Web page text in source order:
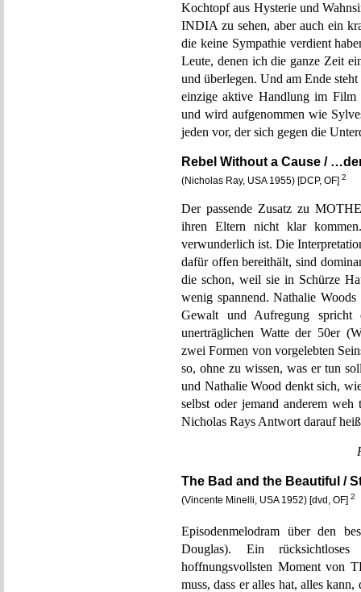
Kochtopf aus Hysterie und
INDIA zu sehen, aber auch ein
die keine Sympathie verdient
Leute, denen ich die ganze Zeit
und überlegen. Und am Ende
einzige aktive Handlung im Film
und wird aufgenommen wie
jeden vor, der sich gegen die
Rebel Without a Cause /
(Nicholas Ray, USA 1955) [DCP, OF] 2
Der passende Zusatz zu
ihren Eltern nicht klar
verwunderlich ist. Die
dafür offen bereithält, sind
die schon, weil sie in Schürze
wenig spannend. Nathalie
Gewalt und Aufregung
unerträglichen Watte der 50er
zwei Formen von vorgelebten
so, ohne zu wissen, was er tun
und Nathalie Wood denkt sich,
selbst oder jemand anderem
Nicholas Rays Antwort darauf
The Bad and the Beautiful /
(Vincente Minelli, USA 1952) [dvd, OF] 2
Episodenmelodram über den
Douglas). Ein
hoffnungsvollsten Moment
muss, dass er alles hat, alles